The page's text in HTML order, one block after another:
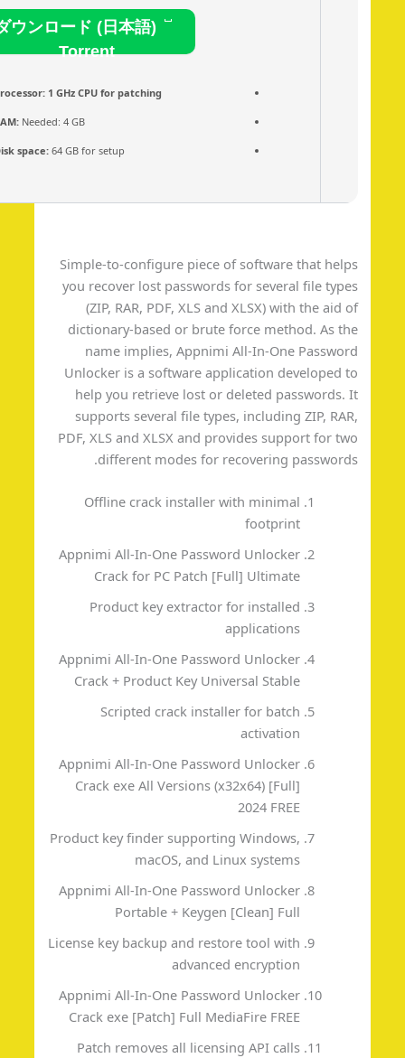
ダウンロード (日本語)
Torrent
Processor: 1 GHz CPU for patching
RAM:Needed: 4 GB
Disk space:64 GB for setup
Simple-to-configure piece of software that
you recover lost passwords for several file
(ZIP, RAR, PDF, XLS and XLSX) with the aid
dictionary-based or brute force method. As
name implies, Appnimi All-In-One
Unlocker is a software application developed
help you retrieve lost or deleted passwords.
supports several file types, including ZIP,
PDF, XLS and XLSX and provides support for
different modes for recovering
Offline crack installer with minimal
footprint
Appnimi All-In-One Password Unlocker
Crack for PC Patch [Full] Ultimate
Product key extractor for installed
applications
Appnimi All-In-One Password Unlocker
Crack + Product Key Universal Stable
Scripted crack installer for batch
activation
Appnimi All-In-One Password Unlocker
Crack exe All Versions (x32x64) [Full]
2024 FREE
Product key finder supporting Windows,
macOS, and Linux systems
Appnimi All-In-One Password Unlocker
Portable + Keygen [Clean] Full
License key backup and restore tool with
advanced encryption
Appnimi All-In-One Password Unlocker
Crack exe [Patch] Full MediaFire FREE
Patch removes all licensing API calls